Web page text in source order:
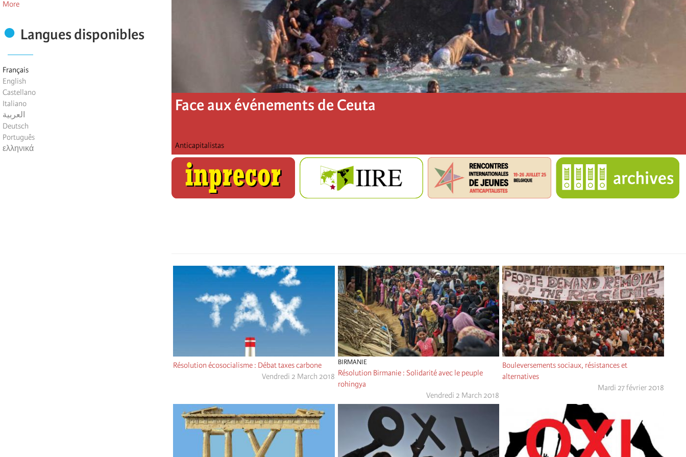
More
Langues disponibles
Français
English
Castellano
Italiano
العربية
Deutsch
Português
ελληνικά
Face aux événements de Ceuta
Anticapitalistas
Résolution écosocialisme : Débat taxes carbone
Vendredi 2 March 2018
BIRMANIE
Résolution Birmanie : Solidarité avec le peuple
rohingya
Vendredi 2 March 2018
Bouleversements sociaux, résistances et
alternatives
Mardi 27 février 2018